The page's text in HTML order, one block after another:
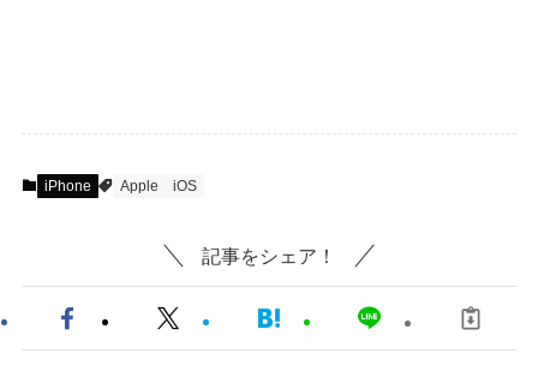
iPhone Apple iOS
記事をシェア！